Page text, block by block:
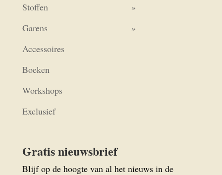
Stoffen
Garens
Accessoires
Boeken
Workshops
Exclusief
Gratis nieuwsbrief
Blijf op de hoogte van al het nieuws in de